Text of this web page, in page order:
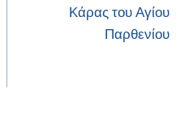
Κάρας του Αγίου
Παρθενίου